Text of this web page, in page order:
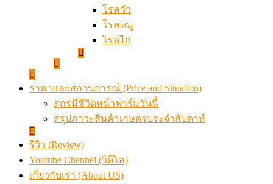
โรควัว
โรคหมู
โรคไก่
ราคาและสถานการณ์ (Price and Situation)
สุกรมีชีวิตหน้าฟาร์มวันนี้
สรุปภาวะสินค้าเกษตรประจำสัปดาห์
รีวิว (Review)
Youtube Channel (วิดีโอ)
เกี่ยวกับเรา (About US)